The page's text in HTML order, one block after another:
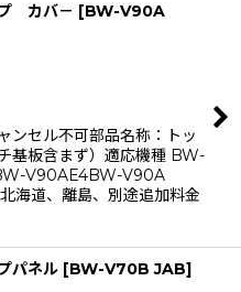
カバ－ [BW-V90A
セル不可部品名称：トッ
基板含まず）適応機種 BW-
V90AE4BW-V90A
海道、離島、別途追加料金
パネル [BW-V70B JAB]